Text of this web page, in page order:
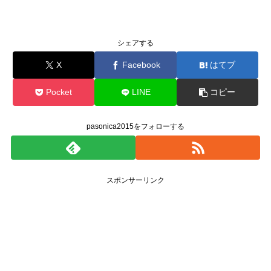
シェアする
X Facebook はてブ
Pocket LINE コピー
pasonica2015をフォローする
スポンサーリンク